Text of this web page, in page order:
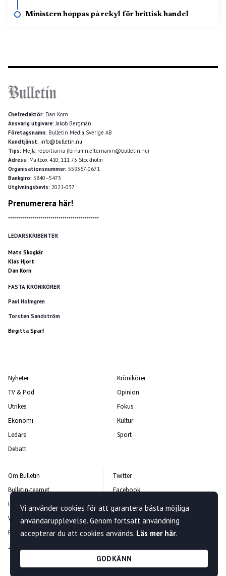
Ministern hoppas på rekyl för brittisk handel
Chefredaktör: Dan Korn
Ansvarig utgivare:Jakob Bergman
Företagsnamn: Bulletin Media Sverige AB
Kundtjänst: info@bulletin.nu
Tips: Mejla reportrarna (förnamn.efternamn@bulletin.nu)
Adress: Mailbox 410, 111 73 Stockholm
Organisationsnummer: 559367-0671
Bankgiro: 5840–5473
Utgivningsbevis: 2021-037
Prenumerera här!
*********************************************
LEDARSKRIBENTER
Mats Skogkär
Klas Hjort
Dan Korn
FASTA KRÖNIKÖRER
Paul Holmgren
Torsten Sandström
Birgitta Sparf
Nyheter
TV & Pod
Utrikes
Ekonomi
Ledare
Debatt
Krönikörer
Opinion
Fokus
Kultur
Sport
Om Bulletin
Bulletin-teamet
Integritetspolicy
Vanliga frågor och svar
Rättelsepolicy
Jobba hos oss
Twitter
Facebook
Instagram
Kontakta oss
Nyhetsbrev
Vi använder cookies för att garantera bästa möjliga
användarupplevelse. Genom fortsatt användning
accepterar du att cookies används. Läs mer här.
GODKÄNN